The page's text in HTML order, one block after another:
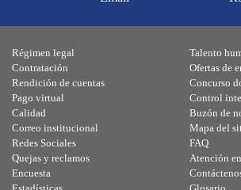
Régimen legal
Contratación
Rendición de cuentas
Pago virtual
Calidad
Talento
Ofertas de
Concurso
Control
Buzón de
Correo institucional
Redes Sociales
Quejas y reclamos
Encuesta
Mapa del
FAQ
Atención